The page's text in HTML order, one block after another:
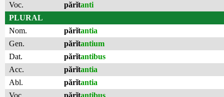
Voc.
părĭtanti
PLURAL
Nom.
părĭtantia
Gen.
părĭtantium
Dat.
părĭtantibus
Acc.
părĭtantia
Abl.
părĭtantia